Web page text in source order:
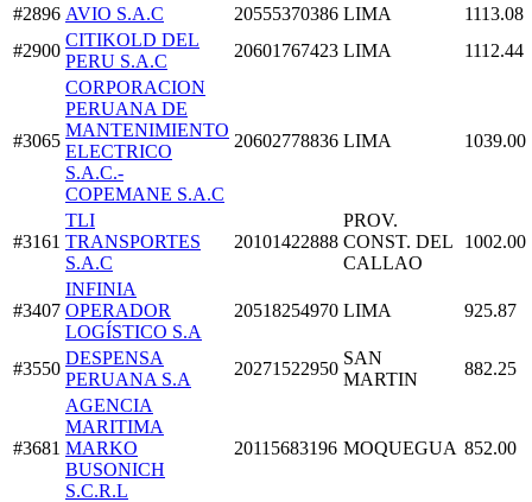
#2896 AVIO S.A.C 20555370386 LIMA
1113.08
#2900
CITIKOLD DEL
PERU S.A.C
20601767423 LIMA 1112.44
#3065
CORPORACION
PERUANA DE
MANTENIMIENTO
ELECTRICO
S.A.C.-
COPEMANE S.A.C
20602778836 LIMA 1039.00
#3161
TLI
TRANSPORTES
S.A.C
20101422888
PROV.
CONST. DEL
CALLAO
1002.00
#3407
INFINIA
OPERADOR
LOGÍSTICO S.A
20518254970 LIMA 925.87
#3550
DESPENSA
PERUANA S.A
20271522950
SAN
MARTIN
882.25
#3681
AGENCIA
MARITIMA
MARKO
BUSONICH
S.C.R.L
20115683196 MOQUEGUA 852.00